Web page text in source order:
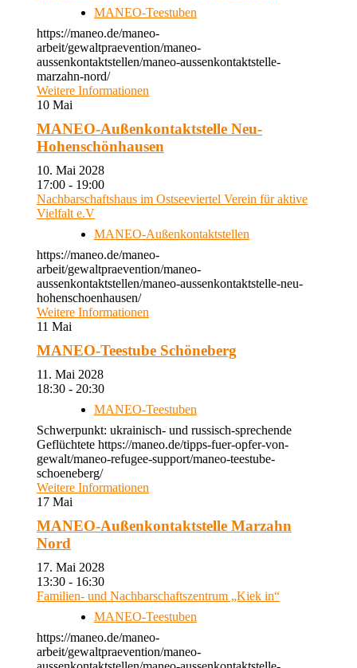
MANEO-Teestuben
https://maneo.de/maneo-
arbeit/gewaltpraevention/maneo-
aussenkontaktstellen/maneo-aussenkontaktstelle-
marzahn-nord/
Weitere Informationen
10 Mai
MANEO-Außenkontaktstelle Neu-
Hohenschönhausen
10. Mai 2028
17:00 - 19:00
Nachbarschaftshaus im Ostseeviertel Verein für aktive
Vielfalt e.V
MANEO-Außenkontaktstellen
https://maneo.de/maneo-
arbeit/gewaltpraevention/maneo-
aussenkontaktstellen/maneo-aussenkontaktstelle-neu-
hohenschoenhausen/
Weitere Informationen
11 Mai
MANEO-Teestube Schöneberg
11. Mai 2028
18:30 - 20:30
MANEO-Teestuben
Schwerpunkt: ukrainisch- und russisch-sprechende
Geflüchtete https://maneo.de/tipps-fuer-opfer-von-
gewalt/maneo-refugee-support/maneo-teestube-
schoeneberg/
Weitere Informationen
17 Mai
MANEO-Außenkontaktstelle Marzahn
Nord
17. Mai 2028
13:30 - 16:30
Familien- und Nachbarschaftszentrum „Kiek in“
MANEO-Teestuben
https://maneo.de/maneo-
arbeit/gewaltpraevention/maneo-